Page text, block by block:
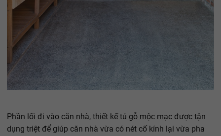
Phần lối đi vào căn nhà, thiết kế tủ gỗ mộc mạc được tận
dụng triệt để giúp căn nhà vừa có nét cố kính lại vừa pha